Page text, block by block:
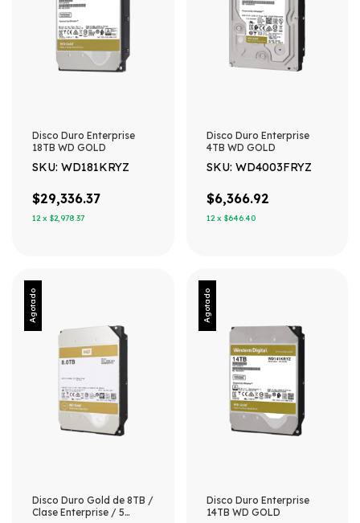
Disco Duro Enterprise
18TB WD GOLD
SKU: WD181KRYZ
$29,336.37
12 x $2,978.37
Disco Duro Enterprise
4TB WD GOLD
SKU: WD4003FRYZ
$6,366.92
12 x $646.40
Agotado
Disco Duro Gold de 8TB /
Clase Enterprise / 5
Agotado
Disco Duro Enterprise
14TB WD GOLD